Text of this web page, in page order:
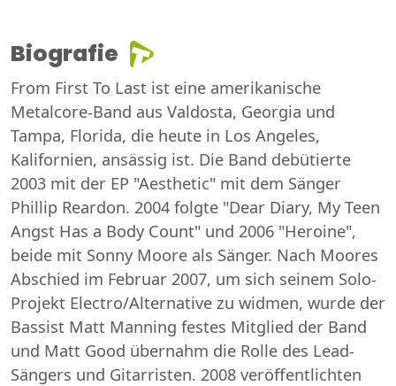
Biografie
From First To Last ist eine amerikanische
Metalcore-Band aus Valdosta, Georgia und
Tampa, Florida, die heute in Los Angeles,
Kalifornien, ansässig ist. Die Band debütierte
2003 mit der EP "Aesthetic" mit dem Sänger
Phillip Reardon. 2004 folgte "Dear Diary, My Teen
Angst Has a Body Count" und 2006 "Heroine",
beide mit Sonny Moore als Sänger. Nach Moores
Abschied im Februar 2007, um sich seinem Solo-
Projekt Electro/Alternative zu widmen, wurde der
Bassist Matt Manning festes Mitglied der Band
und Matt Good übernahm die Rolle des Lead-
Sängers und Gitarristen. 2008 veröffentlichten